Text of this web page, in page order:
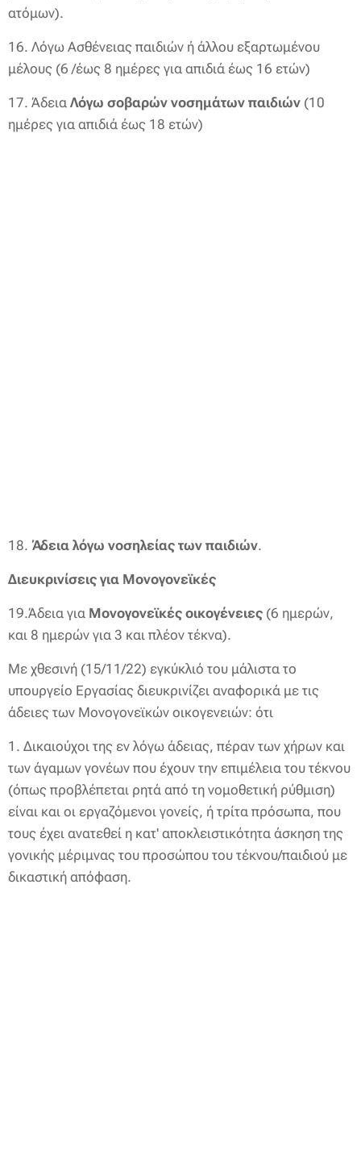
ατόμων).
16. Λόγω Ασθένειας παιδιών ή άλλου εξαρτωμένου
μέλους (6 /έως 8 ημέρες για απιδιά έως 16 ετών)
17. Άδεια Λόγω σοβαρών νοσημάτων παιδιών (10
ημέρες για απιδιά έως 18 ετών)
18. Άδεια λόγω νοσηλείας των παιδιών.
Διευκρινίσεις για Μονογονεϊκές
19.Άδεια για Μονογονεϊκές οικογένειες (6 ημερών,
και 8 ημερών για 3 και πλέον τέκνα).
Με χθεσινή (15/11/22) εγκύκλιό του μάλιστα το
υπουργείο Εργασίας διευκρινίζει αναφορικά με τις
άδειες των Μονογονεϊκών οικογενειών: ότι
1. Δικαιούχοι της εν λόγω άδειας, πέραν των χήρων και
των άγαμων γονέων που έχουν την επιμέλεια του τέκνου
(όπως προβλέπεται ρητά από τη νομοθετική ρύθμιση)
είναι και οι εργαζόμενοι γονείς, ή τρίτα πρόσωπα, που
τους έχει ανατεθεί η κατ' αποκλειστικότητα άσκηση της
γονικής μέριμνας του προσώπου του τέκνου/παιδιού με
δικαστική απόφαση.